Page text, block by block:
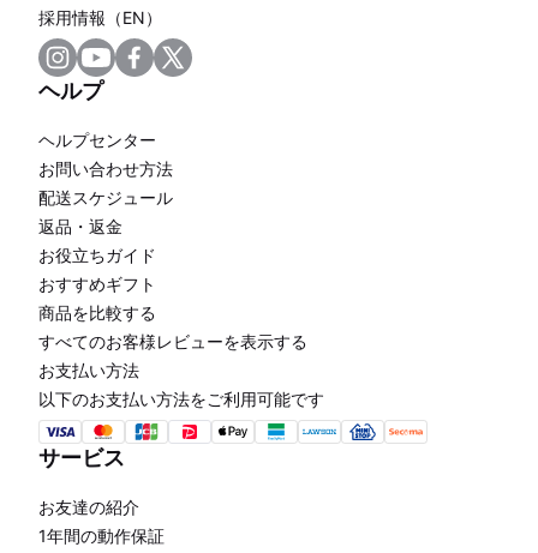
採用情報（EN）
ヘルプ
ヘルプセンター
お問い合わせ方法
配送スケジュール
返品・返金
お役立ちガイド
おすすめギフト
商品を比較する
すべてのお客様レビューを表示する
お支払い方法
以下のお支払い方法をご利用可能です
サービス
お友達の紹介
1年間の動作保証